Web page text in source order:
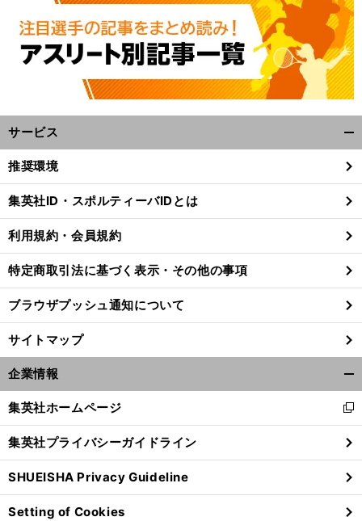
サービス
閉
る
推奨環境
集英社ID・スポルティーバIDとは
利用規約・会員規約
特定商取引法に基づく表示・その他の事項
ブラウザプッシュ通知について
サイトマップ
企業情報
閉
る
集英社ホームページ
新
し
い
ウ
ィ
ン
ド
集英社プライバシーガイドライン
SHUEISHA Privacy Guideline
Setting of Cookies